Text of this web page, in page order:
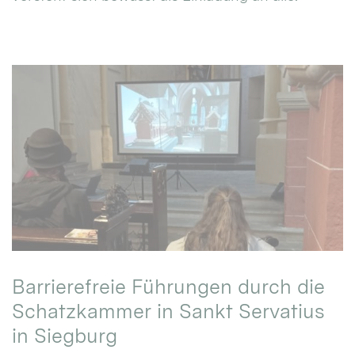
Barrierefreie Führungen durch die
Schatzkammer in Sankt Servatius
in Siegburg